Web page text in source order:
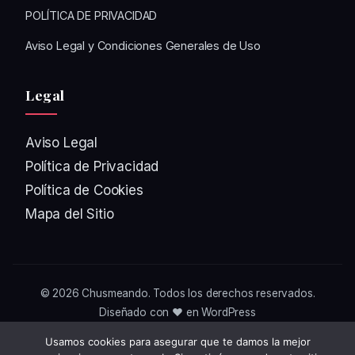
POLÍTICA DE PRIVACIDAD
Aviso Legal y Condiciones Generales de Uso
Legal
Aviso Legal
Política de Privacidad
Política de Cookies
Mapa del Sitio
© 2026Chusmeando. Todos los derechos reservados.
Diseñado con ❤️ en WordPress
Usamos cookies para asegurar que te damos la mejor